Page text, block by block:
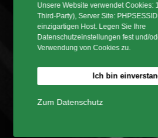
Fachkenntnissen und
Verfügung.
2Rad Jessen e.K. bietet
Sportart an von Citybikes,
Mountainbikes oder
Vielzahl von Zubehör an von
Unsere Website verwendet Cookies:
Third-Party), Server Site:
einzigartigen Host. Legen Sie Ihre
Datenschutzeinstellungen fest und/
Verwendung von Cookies zu.
Zum Datenschutz
Ich bin